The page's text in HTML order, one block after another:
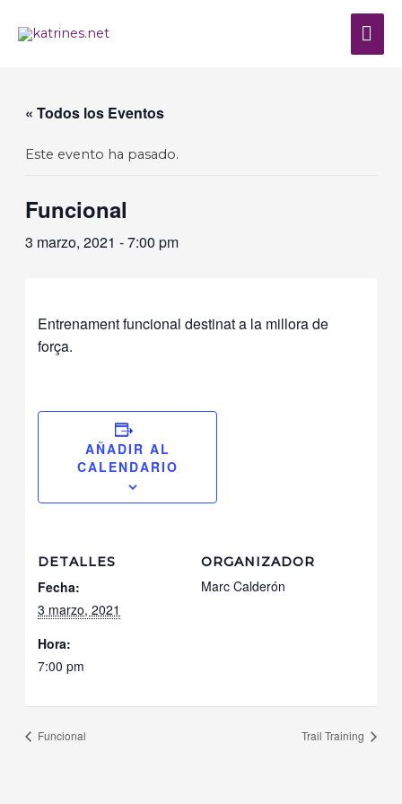
contenido
« Todos los Eventos
Este evento ha pasado.
Funcional
3 marzo, 2021 - 7:00 pm
Entrenament funcional destinat a la millora de
força.
AÑADIR AL
CALENDARIO
DETALLES
Fecha:
3 marzo, 2021
Hora:
7:00 pm
ORGANIZADOR
Marc Calderón
Funcional Trail Training